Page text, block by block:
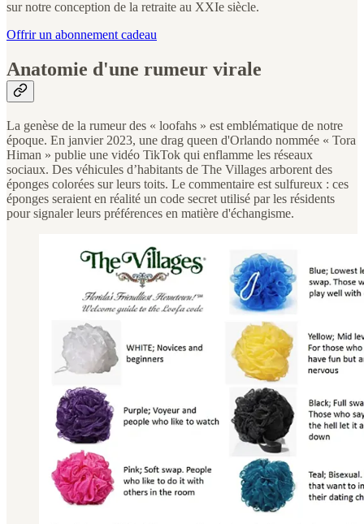
sur notre conception de la retraite au XXIe siècle.
Offrir un abonnement cadeau
Anatomie d'une rumeur virale
La genèse de la rumeur des « loofahs » est emblématique de notre
époque. En janvier 2023, une drag queen d'Orlando nommée « Tora
Himan » publie une vidéo TikTok qui enflamme les réseaux
sociaux. Des véhicules d’habitants de The Villages arborent des
éponges colorées sur leurs toits. Le commentaire est sulfureux : ces
éponges seraient en réalité un code secret utilisé par les résidents
pour signaler leurs préférences en matière d'échangisme.